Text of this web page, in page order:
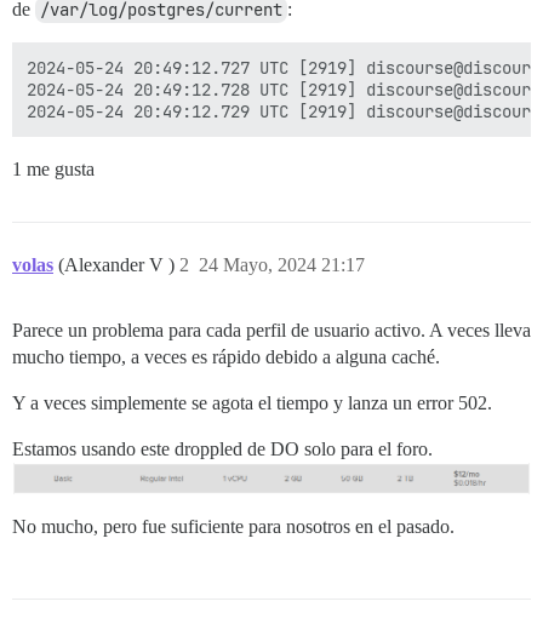
de /var/log/postgres/current :
2024-05-24 20:49:12.727 UTC [2919]
2024-05-24 20:49:12.728 UTC [2919]
1 me gusta
volas (Alexander V ) 24 Mayo, 2024 21:17
2
Parece un problema para cada perfil de usuario activo. A veces lleva
mucho tiempo, a veces es rápido debido a alguna caché.
Y a veces simplemente se agota el tiempo y lanza un error 502.
Estamos usando este droppled de DO solo para el foro.
No mucho, pero fue suficiente para nosotros en el pasado.